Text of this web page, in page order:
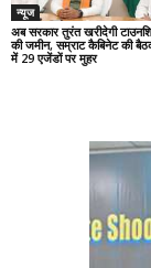
न्यूज
अब सरकार तुरंत खरीदेगी
की जमीन, सम्राट कैबिनेट की
में 29 एजेंडों पर मुहर